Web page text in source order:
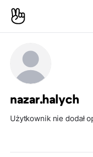
nazar.halych
Użytkownik nie dodał